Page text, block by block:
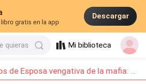
gratis en la app
Descargar
quieras Mi biblioteca
Todos los capítulos de Esposa vengativa de la mafia: Capítulo 1 - Capítulo 10